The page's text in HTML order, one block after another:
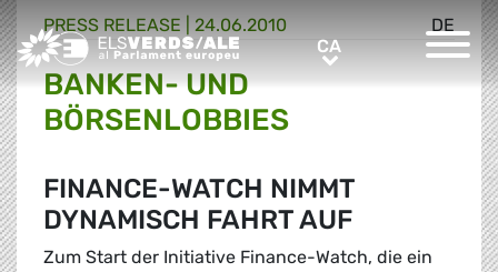
Greens/EFA Home CACA
DE
PRESS RELEASE | 24.06.2010
BANKEN- UND
BÖRSENLOBBIES
FINANCE-WATCH NIMMT
DYNAMISCH FAHRT AUF
Zum Start der Initiative Finance-Watch, die ein